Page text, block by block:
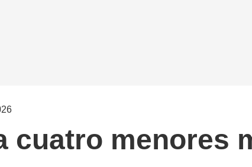
cuatro menores